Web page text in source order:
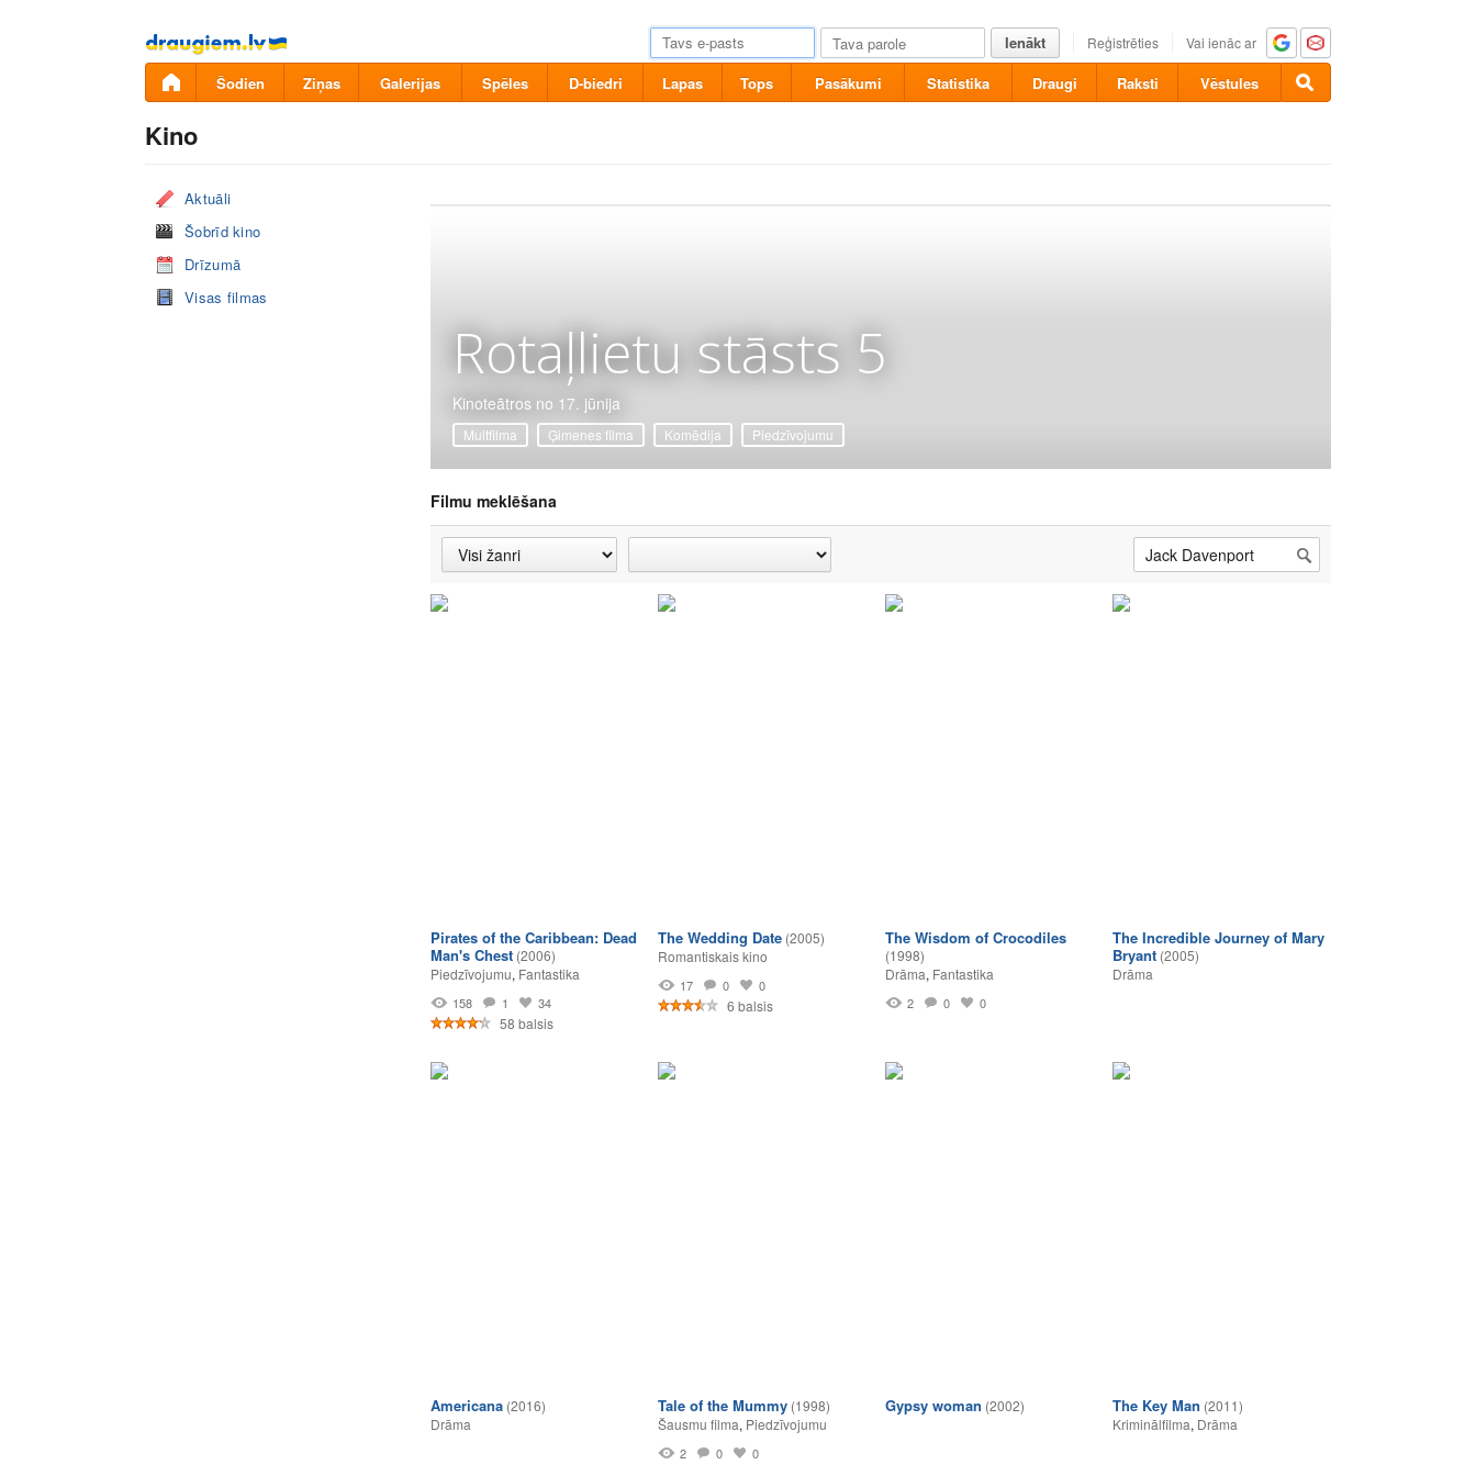
Pāriet
uz
saturu
Ienākt Reģistrēties Vai ienāc ar
Šodien Ziņas Galerijas Spēles D-biedri Lapas Tops Pasākumi Statistika Draugi Raksti Vēstules
Kino
Aktuāli
Šobrīd kino
Drīzumā
Visas filmas
Rotaļlietu stāsts 5
Kinoteātros no 17. jūnija
Multfilma Ģimenes filma Komēdija Piedzīvojumu
Filmu meklēšana
Pirates of the Caribbean: Dead
Man's Chest (2006)
Piedzīvojumu, Fantastika
158 1 34
58 balsis
The Wedding Date (2005)
Romantiskais kino
17 0 0
6 balsis
The Wisdom of Crocodiles
(1998)
Drāma, Fantastika
2 0 0
The Incredible Journey of Mary
Bryant (2005)
Drāma
Americana (2016)
Drāma
Tale of the Mummy (1998)
Šausmu filma, Piedzīvojumu
2 0 0
Gypsy woman (2002) The Key Man (2011)
Kriminālfilma, Drāma